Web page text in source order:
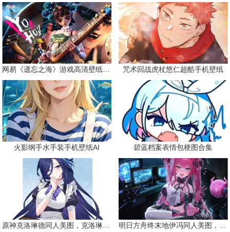
咒术回战虎杖悠仁超酷手机壁纸
火影纲手水手装手机壁纸AI 碧蓝档案表情包梗图合集